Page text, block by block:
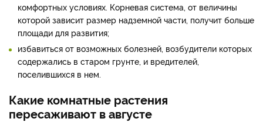
комфортных условиях. Корневая система, от величины
которой зависит размер надземной части, получит больше
площади для развития;
избавиться от возможных болезней, возбудители которых
содержались в старом грунте, и вредителей,
поселившихся в нем.
Какие комнатные растения
пересаживают в августе